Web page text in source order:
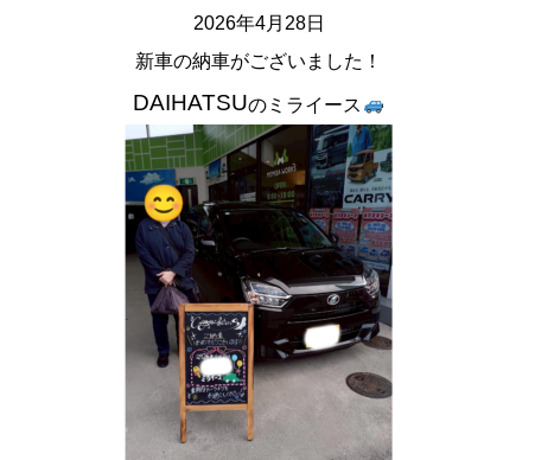
2026年4月28日
新車の納車がございました！
DAIHATSUの ミライース